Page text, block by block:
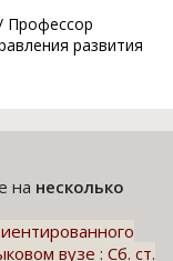
Профессор
развития
на несколько
вузе : Сб. ст.